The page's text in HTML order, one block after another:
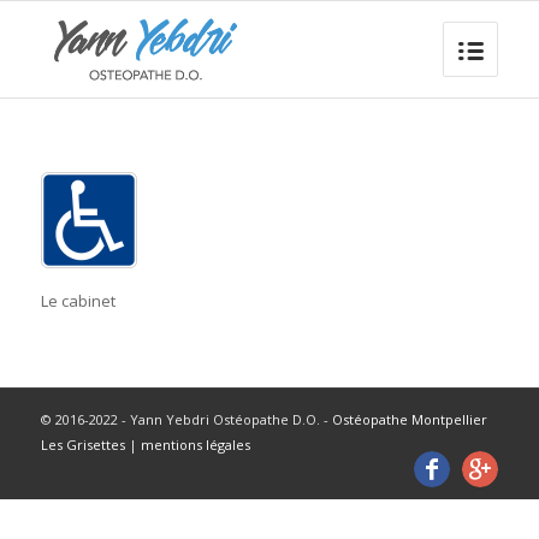
Le cabinet
© 2016-2022 - Yann Yebdri Ostéopathe D.O. - Ostéopathe Montpellier
Les Grisettes| mentions légales